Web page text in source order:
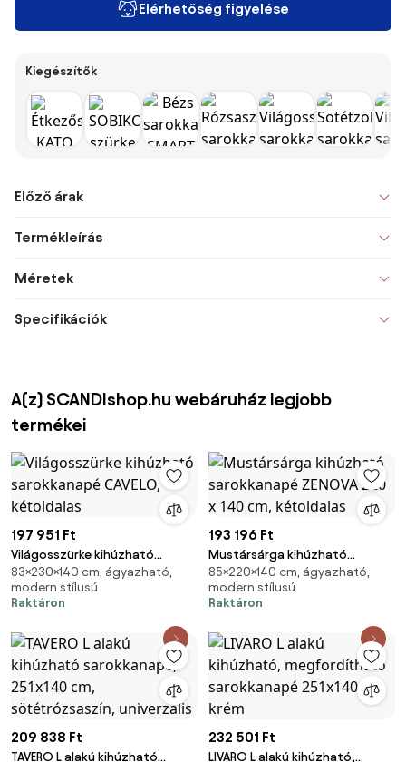
Elérhetőség figyelése
Kiegészítők
Előző árak
Termékleírás
Méretek
Specifikációk
A(z) SCANDIshop.hu webáruház legjobb
termékei
197 951 Ft
Világosszürke kihúzható
sarokkanapé CAVELO,
kétoldalas
83×230×140 cm, ágyazható,
modern stílusú
Raktáron
193 196 Ft
Mustársárga kihúzható
sarokkanapé ZENOVA 220 x 140
cm, kétoldalas
85×220×140 cm, ágyazható,
modern stílusú
Raktáron
209 838 Ft
TAVERO L alakú kihúzható
232 501 Ft
LIVARO L alakú kihúzható,